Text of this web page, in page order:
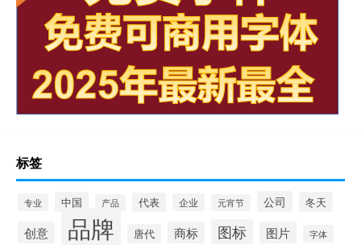
标签
专业 中国 产品 代表 企业 元宵节 公司 冬天
创意 品牌 唐代 商标 图标 图片 字体